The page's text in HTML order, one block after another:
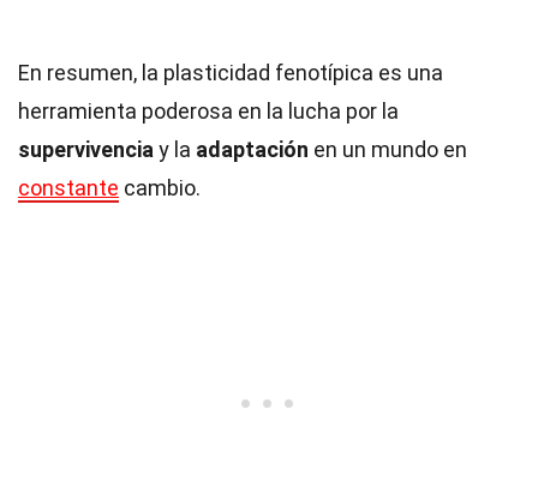
En resumen, la plasticidad fenotípica es una
herramienta poderosa en la lucha por la
supervivencia y la adaptación en un mundo en
constante cambio.